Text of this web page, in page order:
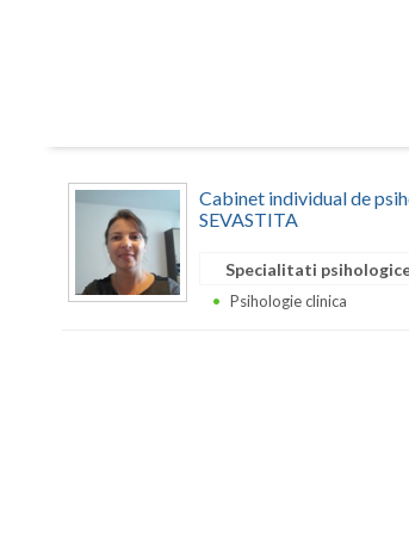
Cabinet individual de
SEVASTITA
Specialitati
Psihologie clinica